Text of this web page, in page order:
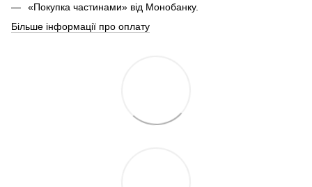
«Покупка частинами» від Монобанку.
Більше інформації про оплату